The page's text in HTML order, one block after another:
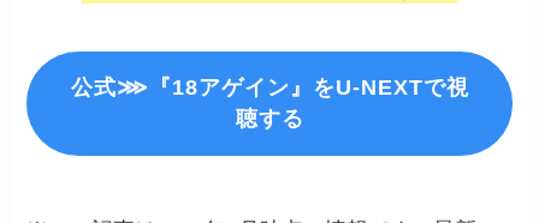
公式⋙『18アゲイン』をU-NEXTで視
聴する